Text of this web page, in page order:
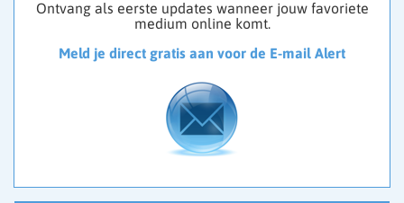
Ontvang als eerste updates wanneer jouw favoriete
medium online komt.
Meld je direct gratis aan voor de E-mail Alert